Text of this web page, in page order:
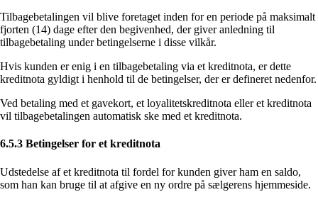
Tilbagebetalingen vil blive foretaget inden for en periode på maksimalt
fjorten (14) dage efter den begivenhed, der giver anledning til
tilbagebetaling under betingelserne i disse vilkår.
Hvis kunden er enig i en tilbagebetaling via et kreditnota, er dette
kreditnota gyldigt i henhold til de betingelser, der er defineret nedenfor.
Ved betaling med et gavekort, et loyalitetskreditnota eller et kreditnota
vil tilbagebetalingen automatisk ske med et kreditnota.
6.5.3 Betingelser for et kreditnota
Udstedelse af et kreditnota til fordel for kunden giver ham en saldo,
som han kan bruge til at afgive en ny ordre på sælgerens hjemmeside.